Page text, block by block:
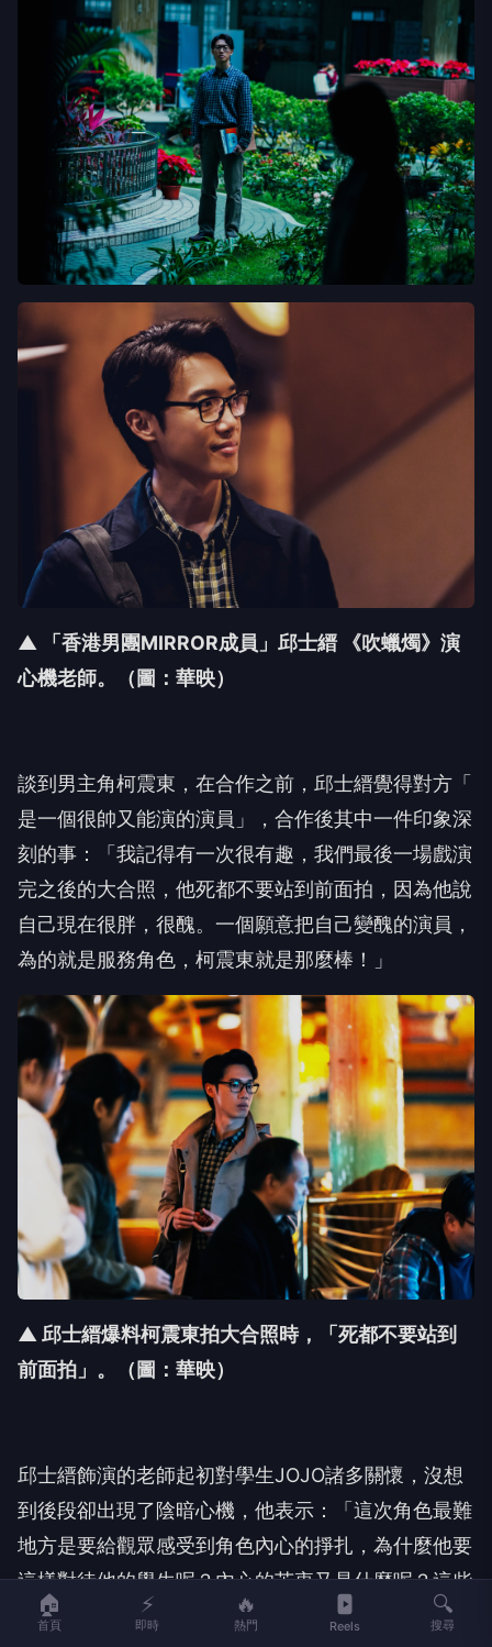
▲ 「香港男團MIRROR成員」邱士縉 《吹蠟燭》演
心機老師。（圖：華映）
談到男主角柯震東，在合作之前，邱士縉覺得對方「
是一個很帥又能演的演員」，合作後其中一件印象深
刻的事：「我記得有一次很有趣，我們最後一場戲演
完之後的大合照， 他死都不要站到前面拍，因為他說
自己現在很胖，很醜。 一個願意把自己變醜的演員，
為的就是服務角色， 柯震東就是那麼棒！」
▲ 邱士縉爆料柯震東拍大合照時，「死都不要站到
前面拍」。（圖：華映）
邱士縉飾演的老師起初對學生JOJO諸多關懷， 沒想
到後段卻出現了陰暗心機，他表示：「這次角色最難
地方是要給觀眾感受到角色內心的掙扎， 為什麼他要
這樣對待他的學生呢？內心的苦衷又是什麼呢？這些
問題可能沒有在電影裡呈現，但是要先自己梳理的，
🏠
首頁
⚡
即時
🔥
熱門 Reels
🔍
搜尋